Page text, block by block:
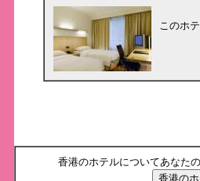
このホ
香港のホテルについてあなた